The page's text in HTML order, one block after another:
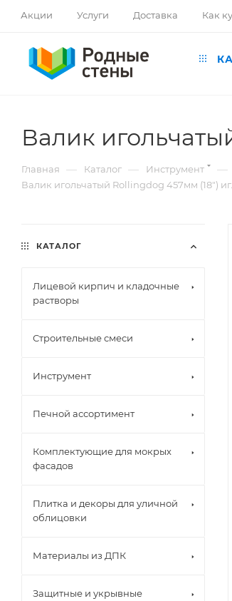
Акции Услуги Доставка Как
Валик
Главная — Каталог — Инструмент —
Валик игольчатый Rollingdog 457мм (18")
КАТАЛОГ
Лицевой кирпич и кладочные
растворы
Строительные смеси
Инструмент
Печной ассортимент
Комплектующие для мокрых
фасадов
Плитка и декоры для уличной
облицовки
Материалы из ДПК
Защитные и укрывные